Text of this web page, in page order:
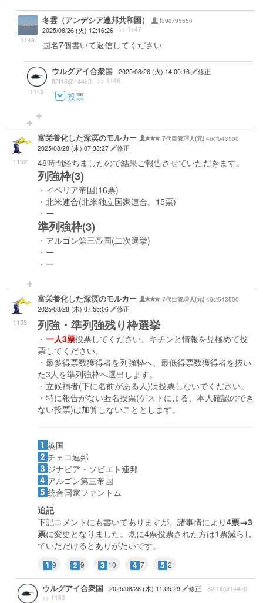
1148
冬雲（アンデシア連邦共和国）
f39c795650
2025/08/26 (火) 12:16:26
>> 1147
国名7個書いて返信してください
1149
ウルグアイ合衆国 2025/08/26 (火) 14:00:16
修正
82f16@144e0
>> 1148
投票
1152
富栄養化した深溟のモルカー 7代目管理人(元) 46cf543500
2025/08/28 (木) 07:38:27
修正
48時間経ちましたので結果ご報告させていただきます。
列強枠(3)
・イベリア帝国(16票)
・北米連合(北米独立国家連合。15票)
・ー
準列強枠(3)
・アルゴン第三帝国(二次選挙)
・ー
・ー
1153
富栄養化した深溟のモルカー 7代目管理人(元) 46cf543500
2025/08/28 (木) 07:55:06
修正
列強・準列強残り枠選挙
・ 一人3票投票してください。キチンと情報を見極めて投
票してください。
・最多得票数獲得者を列強枠へ、最低得票数獲得者を抜い
た3人を準列強枠へ選出します。
・立候補者(下に名前がある人)は投票しないでください。
・特に報告がない匿名投票(ゲストによる、本人確認のでき
ない投票)は加算しないこととします。
英国
チェコ連邦
ジナビア・ソビエト連邦
アルゴン第三帝国
統合国家ファントム
追記
下記コメントにも書いてありますが、諸事情により4票→3
票に変更となりました。既に4票投票された方は1票減らし
ていただけるとありがたいです。
9 9 10 7 2
ウルグアイ合衆国 2025/08/28 (木) 11:05:29 修正 82f16@144e0
>> 1153